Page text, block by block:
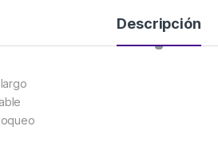
Descripción